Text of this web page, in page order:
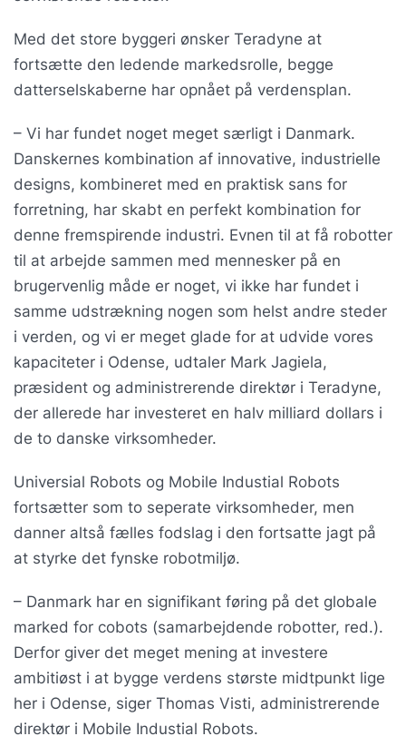
Med det store byggeri ønsker Teradyne at
fortsætte den ledende markedsrolle, begge
datterselskaberne har opnået på verdensplan.
– Vi har fundet noget meget særligt i Danmark.
Danskernes kombination af innovative, industrielle
designs, kombineret med en praktisk sans for
forretning, har skabt en perfekt kombination for
denne fremspirende industri. Evnen til at få robotter
til at arbejde sammen med mennesker på en
brugervenlig måde er noget, vi ikke har fundet i
samme udstrækning nogen som helst andre steder
i verden, og vi er meget glade for at udvide vores
kapaciteter i Odense, udtaler Mark Jagiela,
præsident og administrerende direktør i Teradyne,
der allerede har investeret en halv milliard dollars i
de to danske virksomheder.
Universial Robots og Mobile Industial Robots
fortsætter som to seperate virksomheder, men
danner altså fælles fodslag i den fortsatte jagt på
at styrke det fynske robotmiljø.
– Danmark har en signifikant føring på det globale
marked for cobots (samarbejdende robotter, red.).
Derfor giver det meget mening at investere
ambitiøst i at bygge verdens største midtpunkt lige
her i Odense, siger Thomas Visti, administrerende
direktør i Mobile Industial Robots.